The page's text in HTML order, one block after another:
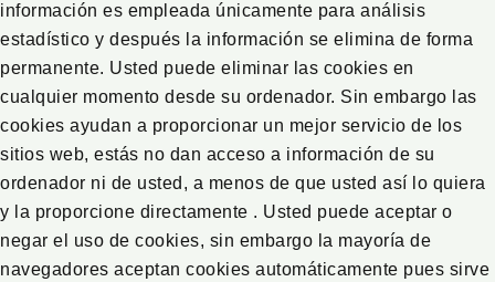
información es empleada únicamente para análisis
estadístico y después la información se elimina de forma
permanente. Usted puede eliminar las cookies en
cualquier momento desde su ordenador. Sin embargo las
cookies ayudan a proporcionar un mejor servicio de los
sitios web, estás no dan acceso a información de su
ordenador ni de usted, a menos de que usted así lo quiera
y la proporcione directamente . Usted puede aceptar o
negar el uso de cookies, sin embargo la mayoría de
navegadores aceptan cookies automáticamente pues sirve